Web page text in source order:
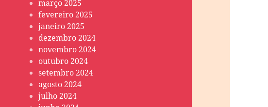
março 2025
fevereiro 2025
janeiro 2025
dezembro 2024
novembro 2024
outubro 2024
setembro 2024
agosto 2024
julho 2024